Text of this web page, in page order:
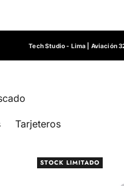
Tech Studio - Lima | Aviación
Tarjeteros
STOCK LIMITADO